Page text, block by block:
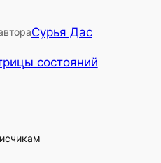
Сурья Дас
состояний